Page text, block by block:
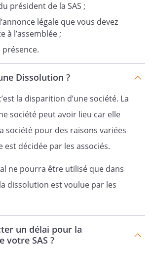
RCS
GENERALE
président de la SAS ;
légale que vous devez
à l’assemblée ;
présence.
Dissolution ?
la disparition d’une société. La
société peut avoir lieu car elle
société pour des raisons variées
est décidée par les associés.
ne pourra être utilisé que dans
dissolution est voulue par les
un délai pour la
votre SAS ?